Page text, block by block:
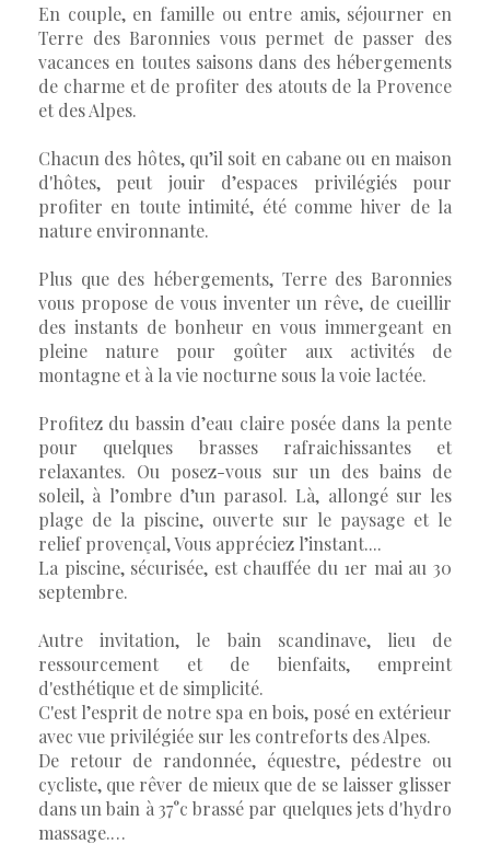
En couple, en famille ou entre amis, séjourner en
Terre des Baronnies vous permet de passer des
vacances en toutes saisons dans des hébergements
de charme et de profiter des atouts de la Provence
et des Alpes.
Chacun des hôtes, qu’il soit en cabane ou en maison
d'hôtes, peut jouir d’espaces privilégiés pour
profiter en toute intimité, été comme hiver de la
nature environnante.
Plus que des hébergements, Terre des Baronnies
vous propose de vous inventer un rêve, de cueillir
des instants de bonheur en vous immergeant en
pleine nature pour goûter aux activités de
montagne et à la vie nocturne sous la voie lactée.
Profitez du bassin d’eau claire posée dans la pente
pour quelques brasses rafraichissantes et
relaxantes. Ou posez-vous sur un des bains de
soleil, à l’ombre d’un parasol. Là, allongé sur les
plage de la piscine, ouverte sur le paysage et le
relief provençal, Vous appréciez l’instant....
La piscine, sécurisée, est chauffée du 1er mai au 30
septembre.
Autre invitation, le bain scandinave, lieu de
ressourcement et de bienfaits, empreint
d'esthétique et de simplicité.
C'est l’esprit de notre spa en bois, posé en extérieur
avec vue privilégiée sur les contreforts des Alpes.
De retour de randonnée, équestre, pédestre ou
cycliste, que rêver de mieux que de se laisser glisser
dans un bain à 37°c brassé par quelques jets d'hydro
massage.…